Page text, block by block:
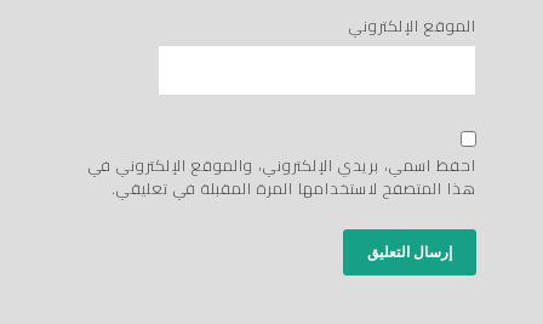
الموقع الإلكتروني
احفظ اسمي، بريدي الإلكتروني، والموقع الإلكتروني في
هذا المتصفح لاستخدامها المرة المقبلة في تعليقي.